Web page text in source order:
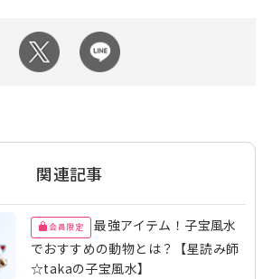
関連記事
会員限定
最強アイテム！子宝風水
でおすすめの動物とは？【星読み師
☆takaの子宝風水】